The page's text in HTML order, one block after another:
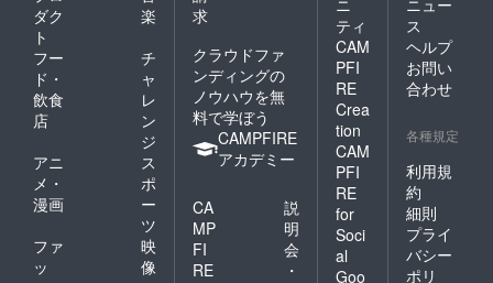
ダク
ト
楽
フー
ド・
飲食
店
チ
ャ
レ
ン
ジ
アニ
メ・
漫画
ス
ポ
ー
ツ
ファ
ッ
映
像
求
クラウドファ
ンディングの
ノウハウを無
料で学ぼう
CAMPFIRE
アカデミー
CA
MP
FI
RE
説
明
会
・
ニ
ティ
CAM
PFI
RE
Crea
tion
CAM
PFI
RE
for
Soci
al
Goo
ニュー
ス
ヘルプ
お問い
合わせ
各種規定
利用規
約
細則
プライ
バシー
ポリ